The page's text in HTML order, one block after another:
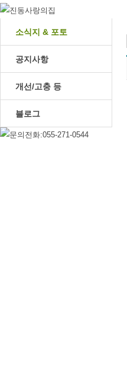
소식지 & 포토
공지사항
개선/고충 등
블로그